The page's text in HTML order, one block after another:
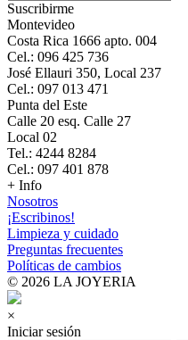
Suscribirme
Montevideo
Costa Rica 1666 apto. 004
Cel.: 096 425 736
José Ellauri 350, Local 237
Cel.: 097 013 471
Punta del Este
Calle 20 esq. Calle 27
Local 02
Tel.: 4244 8284
Cel.: 097 401 878
+ Info
Nosotros
¡Escribinos!
Limpieza y cuidado
Preguntas frecuentes
Políticas de cambios
© 2026 LA JOYERIA
×
Iniciar sesión